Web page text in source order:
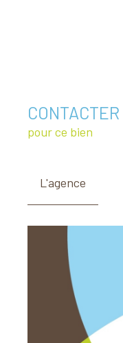
CONTACTER
pour ce bien
L'agence